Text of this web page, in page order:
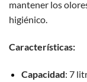
mantener los
higiénico.
Características:
Capacidad: 7